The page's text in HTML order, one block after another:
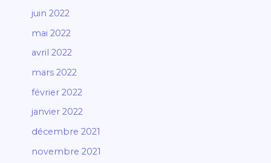
juin 2022
mai 2022
avril 2022
mars 2022
février 2022
janvier 2022
décembre 2021
novembre 2021